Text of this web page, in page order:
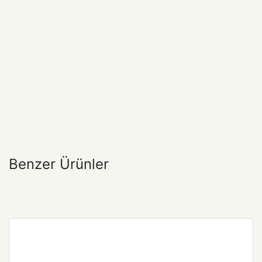
Benzer Ürünler